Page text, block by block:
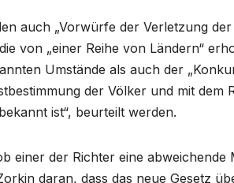
auch „Vorwürfe der Verletzung
von „einer Reihe von Ländern“
Umstände als auch der
der Völker und mit dem
ist“, beurteilt werden.
einer der Richter eine abweichende
daran, dass das neue Gesetz